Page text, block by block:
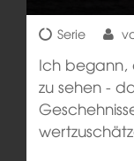
Serie
Ich begann,
zu sehen -